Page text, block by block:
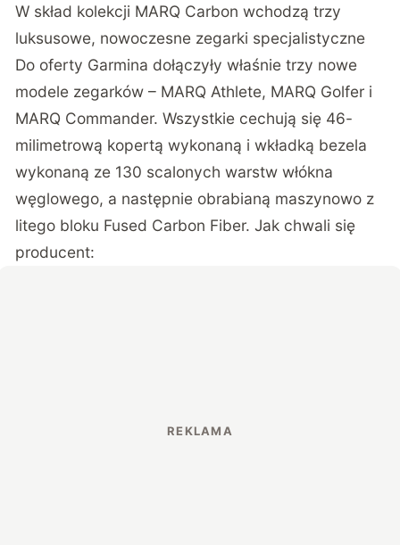
W skład kolekcji MARQ Carbon wchodzą trzy
luksusowe, nowoczesne zegarki specjalistyczne
Do oferty Garmina dołączyły właśnie trzy nowe
modele zegarków – MARQ Athlete, MARQ Golfer i
MARQ Commander. Wszystkie cechują się 46-
milimetrową kopertą wykonaną i wkładką bezela
wykonaną ze 130 scalonych warstw włókna
węglowego, a następnie obrabianą maszynowo z
litego bloku Fused Carbon Fiber. Jak chwali się
producent: